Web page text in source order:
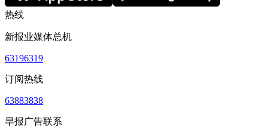
热线
新报业媒体总机
63196319
订阅热线
63883838
早报广告联系